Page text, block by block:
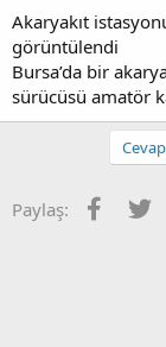
a
ş
l
a
t
a
Akaryakıt
görüntülendi
Bursa’da bir
sürücüsü amatör
Paylaş: